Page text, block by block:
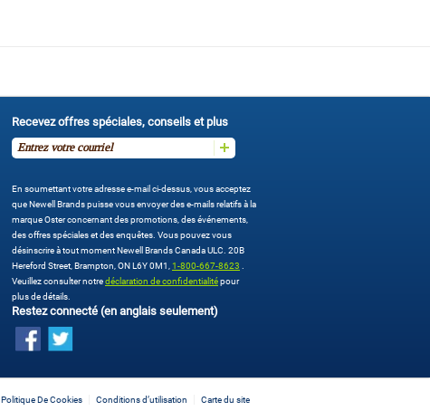
Recevez offres spéciales, conseils et plus
En soumettant votre adresse e-mail ci-dessus, vous acceptez
que Newell Brands puisse vous envoyer des e-mails relatifs à la
marque Oster concernant des promotions, des événements,
des offres spéciales et des enquêtes. Vous pouvez vous
désinscrire à tout moment Newell Brands Canada ULC. 20B
Hereford Street, Brampton, ON L6Y 0M1, 1-800-667-8623
Veuillez consulter notredéclaration de confidentialitépour
plus de détails.
Restez connecté (en anglais seulement)
Politique De Cookies Conditions d’utilisation Carte du site